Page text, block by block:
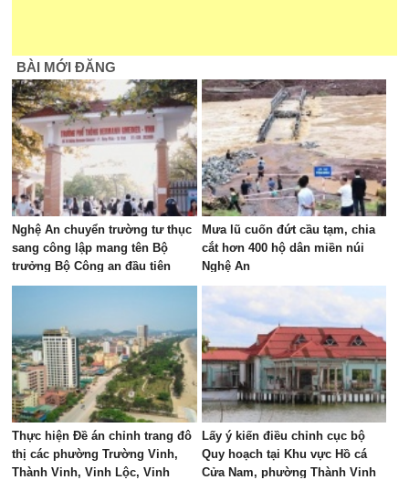
BÀI MỚI ĐĂNG
Nghệ An chuyển trường tư thục
sang công lập mang tên Bộ
trưởng Bộ Công an đầu tiên
Mưa lũ cuốn đứt cầu tạm, chia
cắt hơn 400 hộ dân miền núi
Nghệ An
Thực hiện Đề án chỉnh trang đô
thị các phường Trường Vinh,
Thành Vinh, Vinh Lộc, Vinh
Lấy ý kiến điều chỉnh cục bộ
Quy hoạch tại Khu vực Hồ cá
Cửa Nam, phường Thành Vinh